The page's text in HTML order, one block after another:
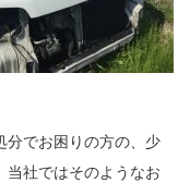
分でお困りの方の、少
当社ではそのようなお